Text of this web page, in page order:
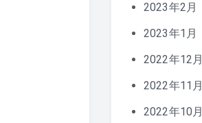
2023年2月
2023年1月
2022年12月
2022年11月
2022年10月